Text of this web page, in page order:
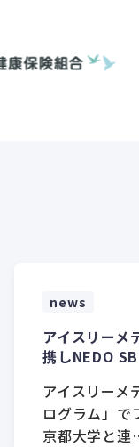
news
アイスリーメ
携しNEDO
アイスリーメ
ログラム」で
京都大学と連